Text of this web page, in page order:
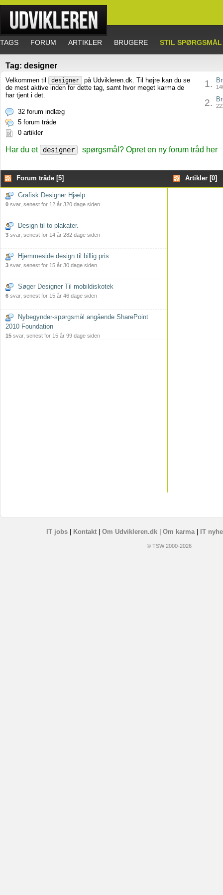
TAGS FORUM ARTIKLER BRUGERE STIL SPØRGSMÅL
Tag: designer
Velkommen til designer
på Udvikleren.dk. Til højre kan du se
de mest aktive inden for dette tag, samt hvor meget karma de
har tjent i det.
32 forum indlæg
5 forum tråde
0 artikler
1.
2.
Har du et designer spørgsmål? Opret en ny forum tråd her
Forum tråde [5] Artikler [0]
Grafisk Designer Hjælp
0 svar, senest for 12 år 320 dage siden
Design til to plakater.
3 svar, senest for 14 år 282 dage siden
Hjemmeside design til billig pris
3 svar, senest for 15 år 30 dage siden
Søger Designer Til mobildiskotek
6 svar, senest for 15 år 46 dage siden
Nybegynder-spørgsmål angående SharePoint
2010 Foundation
15 svar, senest for 15 år 99 dage siden
IT jobs| Kontakt| Om Udvikleren.dk| Om karma| IT
© TSW 2000-2026